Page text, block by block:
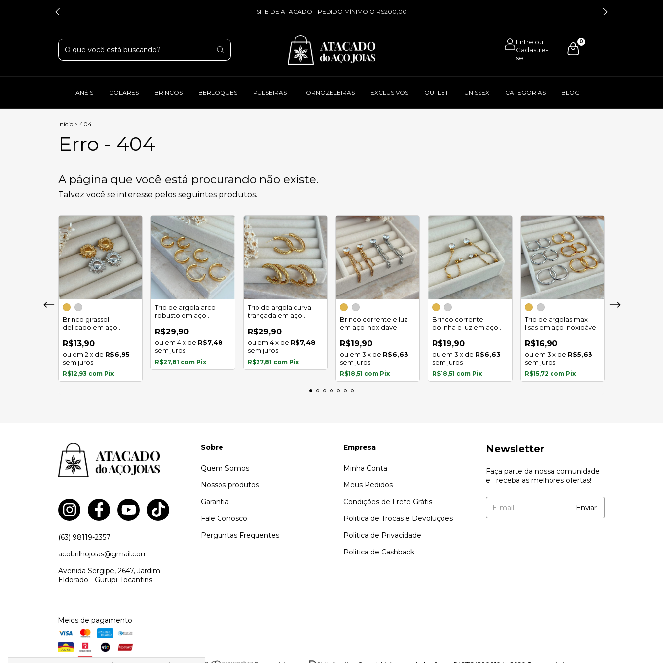
SITE DE ATACADO - PEDIDO MÍNIMO O R$200,00
0
ANÉIS COLARES BRINCOS BERLOQUES PULSEIRAS TORNOZELEIRAS EXCLUSIVOS OUTLET UNISSEX CATEGORIAS BLOG
Início > 404
Erro - 404
A página que você está procurando não existe.
Talvez você se interesse pelos seguintes produtos.
Brinco girassol
delicado em aço
R$13,90
2 x de R$6,95
sem juros
R$12,93 com Pix
Trio de argola arco
robusto em aço
R$29,90
4 x de R$7,48
sem juros
R$27,81 com Pix
Trio de argola curva
trançada em aço
R$29,90
4 x de R$7,48
sem juros
R$27,81 com Pix
Brinco corrente e luz
em aço inoxidavel
R$19,90
3 x de R$6,63
sem juros
R$18,51 com Pix
Brinco corrente
bolinha e luz em aço
R$19,90
3 x de R$6,63
sem juros
R$18,51 com Pix
Trio de argolas max
lisas em aço inoxidável
R$16,90
3 x de R$5,63
sem juros
R$15,72 com Pix
Trio de argola
(63) 98119-2357
acobrilhojoias@gmail.com
Avenida Sergipe, 2647, Jardim
Eldorado - Gurupi-Tocantins
Sobre
Quem Somos
Nossos produtos
Garantia
Fale Conosco
Perguntas Frequentes
Empresa
Minha Conta
Meus Pedidos
Condições de Frete Grátis
Politica de Trocas e Devoluções
Politica de Privacidade
Politica de Cashback
Newsletter
Faça parte da nossa comunidade
e receba as melhores ofertas!
Meios de pagamento